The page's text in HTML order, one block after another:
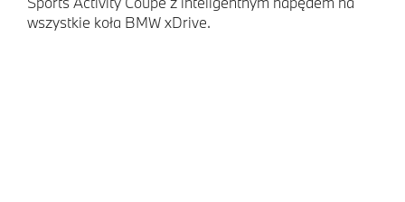
wszystkie koła BMW xDrive.